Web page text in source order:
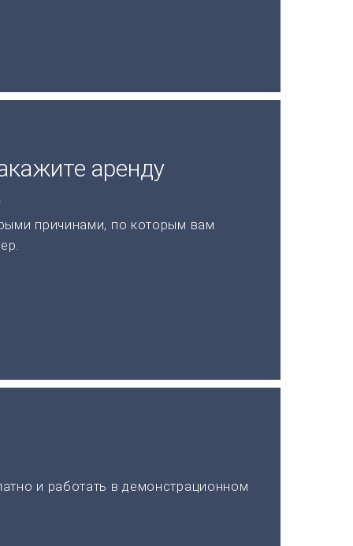
аренду
причинами, по которым вам
и работать в демонстрационном